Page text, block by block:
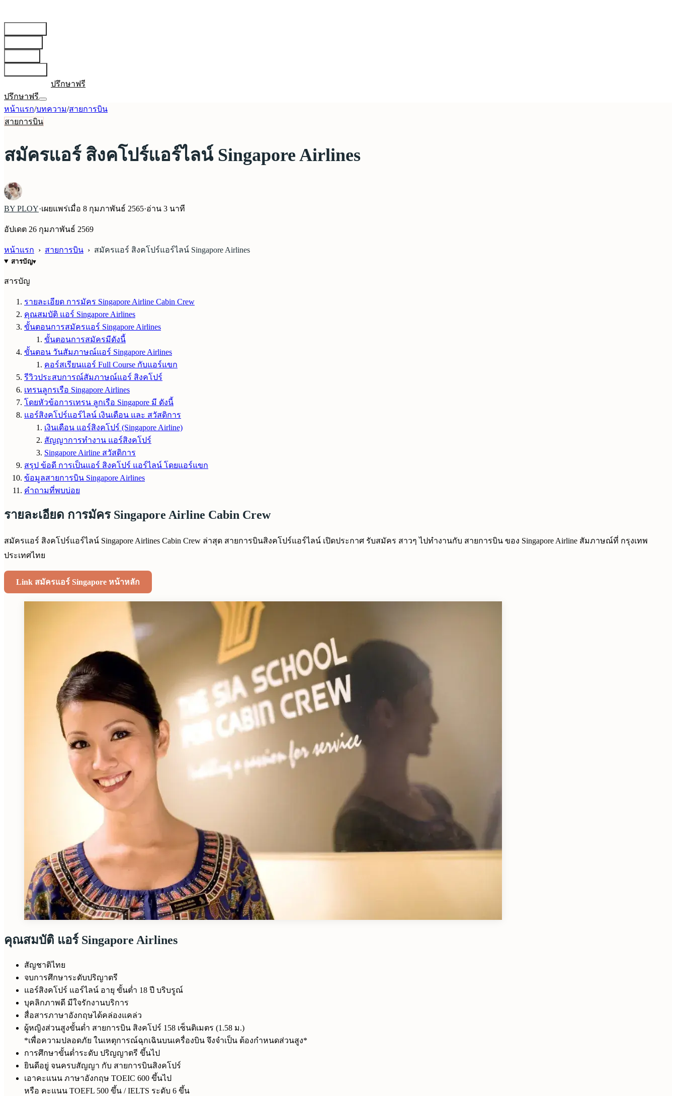
ปรึกษาฟรี
ปรึกษาฟรี
หน้าแรก/บทความ/สายการบิน
สายการบิน
สมัครแอร์ สิงคโปร์แอร์ไลน์ Singapore Airlines
BY PLOY·เผยแพร่เมื่อ 8 กุมภาพันธ์ 2565·อ่าน 3 นาที
อัปเดต 26 กุมภาพันธ์ 2569
หน้าแรก › สายการบิน › สมัครแอร์ สิงคโปร์แอร์ไลน์ Singapore Airlines
สารบัญ▾
สารบัญ
รายละเอียด การมัคร Singapore Airline Cabin Crew
คุณสมบัติ แอร์ Singapore Airlines
ขั้นตอนการสมัครแอร์ Singapore Airlines
ขั้นตอนการสมัครมีดังนี้
ขั้นตอน วันสัมภาษณ์แอร์ Singapore Airlines
คอร์สเรียนแอร์ Full Course กับแอร์แขก
รีวิวประสบการณ์สัมภาษณ์แอร์ สิงคโปร์
เทรนลูกรเรือ Singapore Airlines
โดยหัวข้อการเทรน ลูกเรือ Singapore มี ดังนี้
แอร์สิงคโปร์แอร์ไลน์ เงินเดือน และ สวัสดิการ
เงินเดือน แอร์สิงคโปร์ (Singapore Airline)
สัญญาการทำงาน แอร์สิงคโปร์
Singapore Airline สวัสดิการ
สรุป ข้อดี การเป็นแอร์ สิงคโปร์ แอร์ไลน์ โดยแอร์แขก
ข้อมูลสายการบิน Singapore Airlines
คำถามที่พบบ่อย
รายละเอียด การมัคร Singapore Airline Cabin Crew
สมัครแอร์ สิงคโปร์แอร์ไลน์ Singapore Airlines Cabin Crew ล่าสุด สายการบินสิงคโปร์แอร์ไลน์ เปิดประกาศ รับสมัคร สาวๆ ไปทำงานกับ สายการบิน ของ Singapore Airline สัมภาษณ์ที่ กรุงเทพ
ประเทศไทย
Link สมัครแอร์ Singapore หน้าหลัก
คุณสมบัติ แอร์ Singapore Airlines
สัญชาติไทย
จบการศึกษาระดับปริญาตรี
แอร์สิงคโปร์ แอร์ไลน์ อายุ ขั้นต่ำ 18 ปี บริบรูณ์
บุคลิกภาพดี มีใจรักงานบริการ
สื่อสารภาษาอังกฤษได้คล่องแคล่ว
ผู้หญิงส่วนสูงขั้นต่ำ สายการบิน สิงคโปร์ 158 เซ็นติเมตร (1.58 ม.)
*เพื่อความปลอดภัย ในเหตุการณ์ฉุกเฉินบนเครื่องบิน จึงจำเป็น ต้องกำหนดส่วนสูง*
การศึกษาขั้นต่ำระดับ ปริญญาตรี ขึ้นไป
ยินดีอยู่ จนครบสัญญา กับ สายการบินสิงคโปร์
เอาคะแนน ภาษาอังกฤษ TOEIC 600 ขึ้นไป
หรือ คะแนน TOEFL 500 ขึ้น / IELTS ระดับ 6 ขึ้น